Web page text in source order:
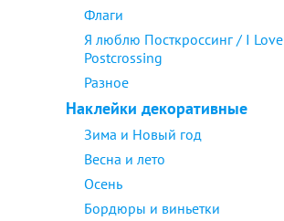
Флаги
Я люблю Посткроссинг / I Love
Postcrossing
Разное
Наклейки декоративные
Зима и Новый год
Весна и лето
Осень
Бордюры и виньетки